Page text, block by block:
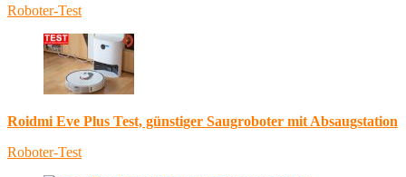
Roboter-Test
Roidmi Eve Plus Test, günstiger Saugroboter mit Absaugstation
Roboter-Test